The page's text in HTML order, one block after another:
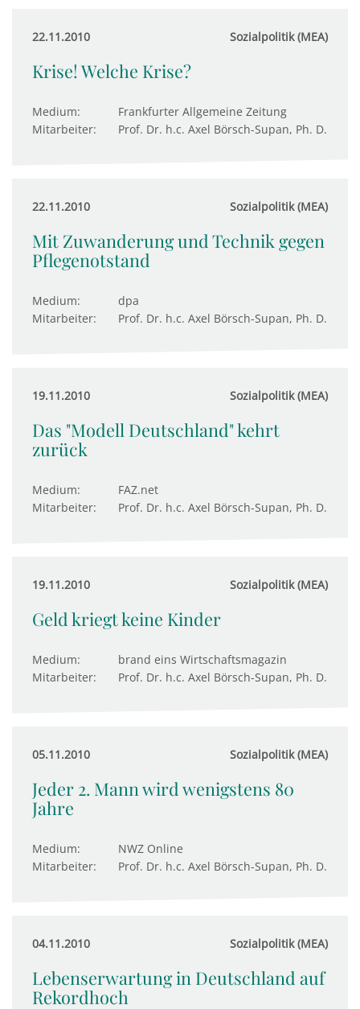
22.11.2010 Sozialpolitik (MEA)
Krise! Welche Krise?
Medium:
Frankfurter Allgemeine Zeitung
Mitarbeiter:
Prof. Dr. h.c. Axel Börsch-Supan, Ph. D.
22.11.2010 Sozialpolitik (MEA)
Mit Zuwanderung und Technik gegen
Pflegenotstand
Medium:
dpa
Mitarbeiter:
Prof. Dr. h.c. Axel Börsch-Supan, Ph. D.
19.11.2010 Sozialpolitik (MEA)
Das "Modell Deutschland" kehrt
zurück
Medium:
FAZ.net
Mitarbeiter:
Prof. Dr. h.c. Axel Börsch-Supan, Ph. D.
19.11.2010 Sozialpolitik (MEA)
Geld kriegt keine Kinder
Medium:
brand eins Wirtschaftsmagazin
Mitarbeiter:
Prof. Dr. h.c. Axel Börsch-Supan, Ph. D.
05.11.2010 Sozialpolitik (MEA)
Jeder 2. Mann wird wenigstens 80
Jahre
Medium:
NWZ Online
Mitarbeiter:
Prof. Dr. h.c. Axel Börsch-Supan, Ph. D.
04.11.2010 Sozialpolitik (MEA)
Lebenserwartung in Deutschland auf
Rekordhoch